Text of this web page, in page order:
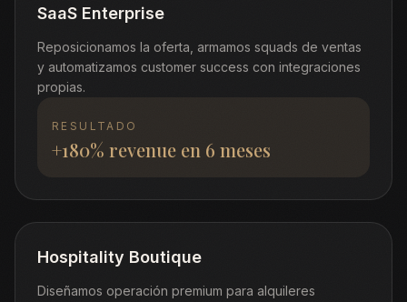
SaaS Enterprise
Reposicionamos la oferta, armamos squads de ventas
y automatizamos customer success con integraciones
propias.
RESULTADO
+180% revenue en 6 meses
Hospitality Boutique
Diseñamos operación premium para alquileres